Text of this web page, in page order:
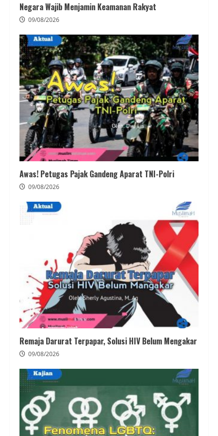
Negara Wajib Menjamin Keamanan Rakyat
09/08/2026
Awas! Petugas Pajak Gandeng Aparat TNI-Polri
09/08/2026
Remaja Darurat Terpapar, Solusi HIV Belum Mengakar
09/08/2026